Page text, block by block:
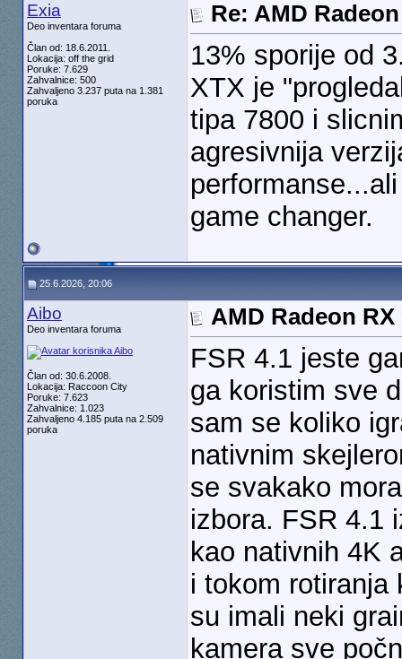
Exia
Deo inventara foruma
Član od: 18.6.2011.
Lokacija: off the grid
Poruke: 7.629
Zahvalnice: 500
Zahvaljeno 3.237 puta na 1.381
poruka
Re: AMD
13% sporije od
XTX je
tipa 7800 i
agresivnija
game changer.
25.6.2026, 20:06
Aibo
Deo inventara foruma
Član od: 30.6.2008.
Lokacija: Raccoon City
Poruke: 7.623
Zahvalnice: 1.023
Zahvaljeno 4.185 puta na 2.509
poruka
AMD Radeon RX
FSR 4.1 jeste
ga koristim sve
sam se koliko
nativnim
se svakako
izbora. FSR 4.1
kao nativnih 4K
i tokom rotiranja
su imali neki
kamera sve